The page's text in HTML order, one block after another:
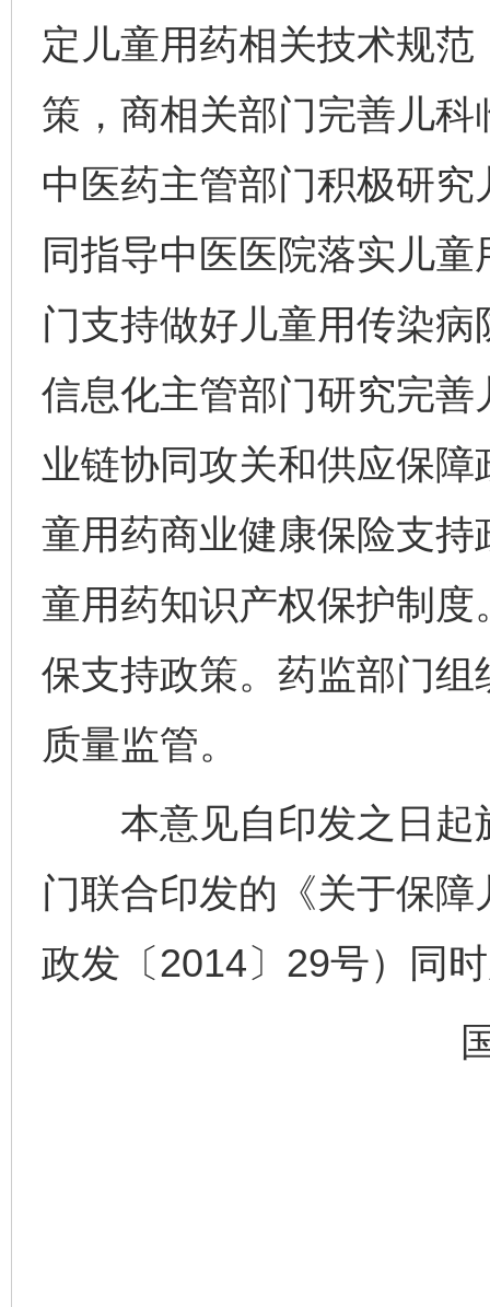
定儿童用药相关技术规
策，商相关部门完善儿
中医药主管部门积极研
同指导中医医院落实儿
门支持做好儿童用传染
信息化主管部门研究完
业链协同攻关和供应保
童用药商业健康保险支
童用药知识产权保护制
保支持政策。药监部门
质量监管。
本意见自印发之日起
门联合印发的《关于保
政发〔2014〕29号）同